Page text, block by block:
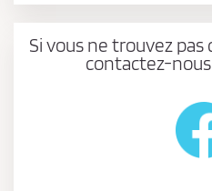
Si vous ne trouvez pas
contactez-